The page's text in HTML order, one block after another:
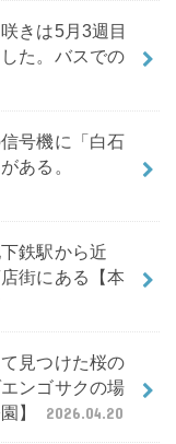
きは5月3週目
た。バスでの
号機に「白石
ある。
鉄駅から近
街にある【本
見つけた桜の
ンゴサクの場
】
2026.04.20